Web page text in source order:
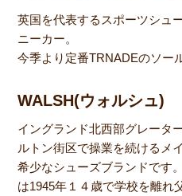
英国を代表するスポーツシュ
ニーカー。
今季より定番TRNADEのソー
WALSH(ウォルシュ)
イングランド北西部グレータ
ルトン街区で操業を続けるメ
希少なシューズブランドです
は1945年１４歳で学校を離れ